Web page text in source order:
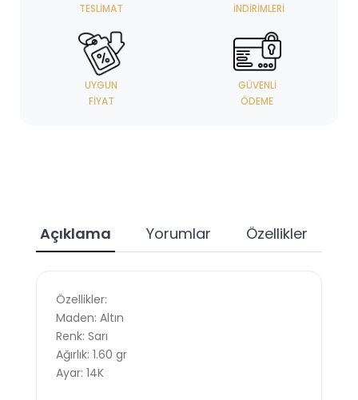
TESLIMAT
İNDIRIMLERI
UYGUN
FIYAT
GÜVENLI
ÖDEME
Açıklama Yorumlar Özellikler
Özellikler:
Maden: Altın
Renk: Sarı
Ağırlık: 1.60 gr
Ayar: 14K